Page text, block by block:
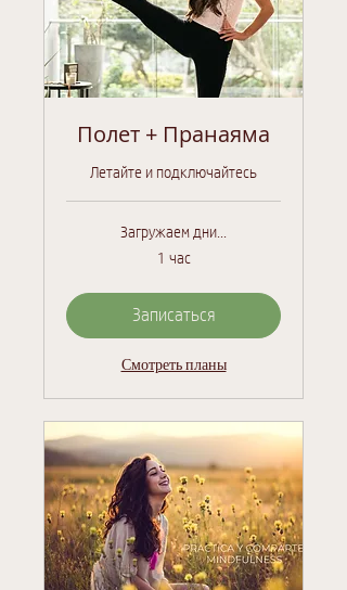
Полет + Пранаяма
Летайте и подключайтесь
Загружаем дни...
1 час
Записаться
Смотреть планы